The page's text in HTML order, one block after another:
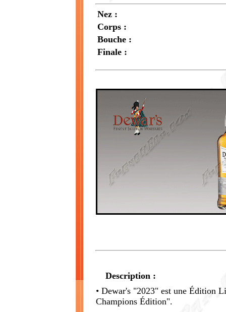
Nez :
Corps :
Bouche :
Finale :
Description :
• Dewar's "2023" est une Édition
Champions Édition".